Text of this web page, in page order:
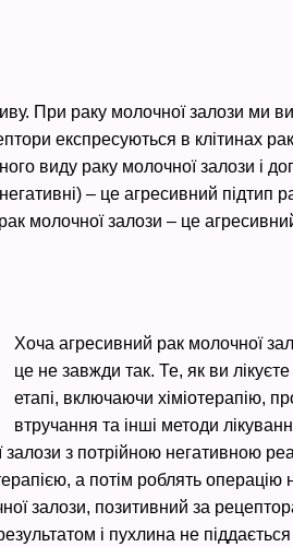
При раку молочної залози ми
експресуються в клітинах
виду раку молочної залози і
– це агресивний підтип
молочної залози – це
Хоча агресивний рак молочної
це не завжди так. Те, як ви
етапі, включаючи хіміотерапію,
втручання та інші методи
з потрійною негативною
а потім роблять операцію
залози, позитивний за
і пухлина не піддається